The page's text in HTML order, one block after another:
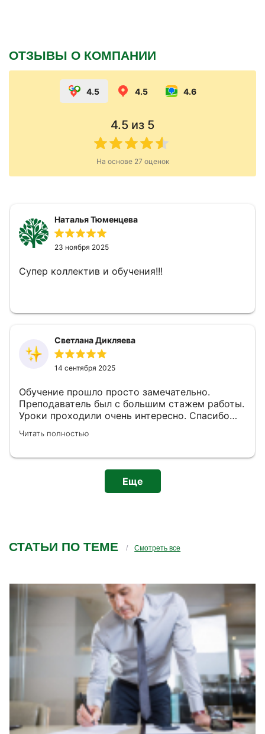
ОТЗЫВЫ О КОМПАНИИ
4.5 4.5 4.6
4.5 из 5
На основе 27 оценок
Наталья Тюменцева
23 ноября 2025
Супер коллектив и обучения!!!
Светлана Дикляева
14 сентября 2025
Обучение прошло просто замечательно.
Преподаватель был с большим стажем работы.
Уроки проходили очень интересно. Спасибо
большое за знания, которые мы получили от
обучения.
Читать полностью
Еще
СТАТЬИ ПО ТЕМЕ Смотреть все